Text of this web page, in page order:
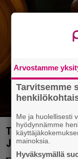
Tänään tv:ssä:
Jason Stathamin
Arvostamme
Tarvitsemme
Me ja huolellisesti
hyödynnämme
mainoksia.
Hyväksymällä